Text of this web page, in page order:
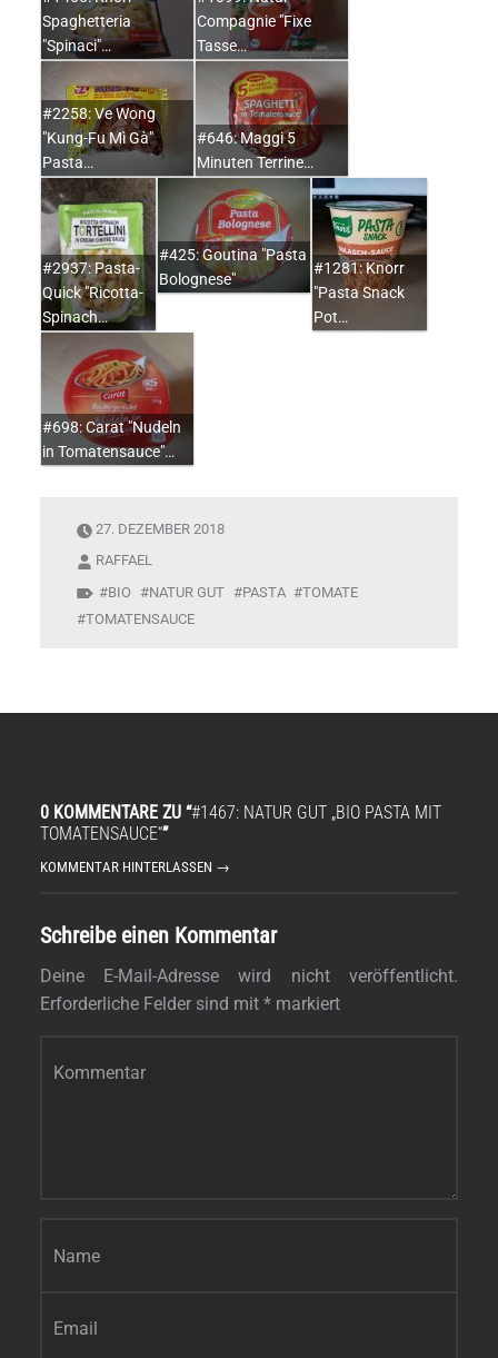
Spaghetteria
"Spinaci"…
Compagnie "Fixe
Tasse…
#2258: Ve Wong
"Kung-Fu Mì Gà"
Pasta…
#646: Maggi 5
Minuten Terrine…
#2937: Pasta-
Quick "Ricotta-
Spinach…
#425: Goutina "Pasta
Bolognese"
#1281: Knorr
"Pasta Snack
Pot…
#698: Carat "Nudeln
in Tomatensauce"…
27. DEZEMBER 2018
RAFFAEL
BIO
NATUR GUT PASTA
TOMATE
TOMATENSAUCE
0 KOMMENTARE ZU “#1467: NATUR GUT „BIO PASTA MIT
TOMATENSAUCE“”
KOMMENTAR HINTERLASSEN →
Schreibe einen Kommentar
Deine E-Mail-Adresse wird nicht veröffentlicht.
Erforderliche Felder sind mit *markiert